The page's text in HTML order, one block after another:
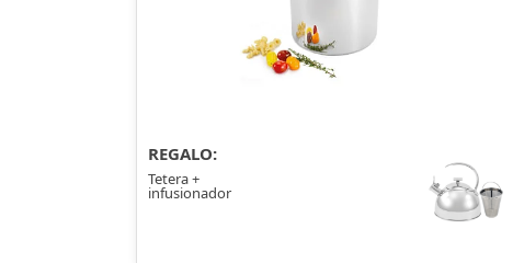
REGALO:
Tetera +
infusionador